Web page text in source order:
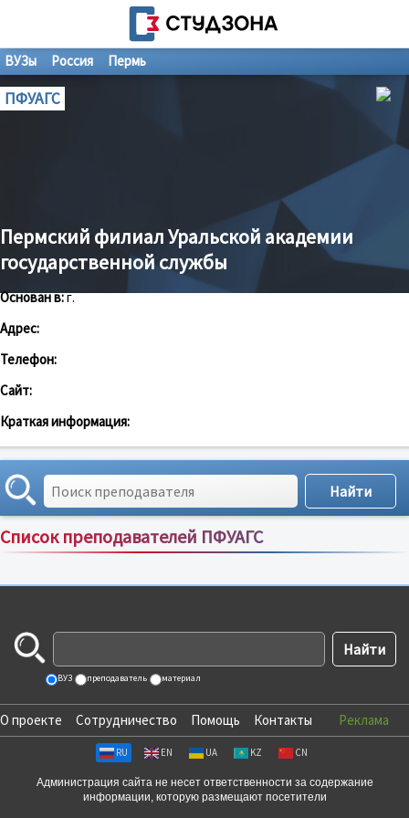
ВУЗы Россия Пермь
ПФУАГС
Пермский филиал Уральской академии
государственной службы
Основан в:г.
Адрес:
Телефон:
Сайт:
Краткая информация:
Список преподавателей ПФУАГС
Сортировка по:имени;рейтингу;отзывам
ВУЗ преподаватель материал
О проекте Сотрудничество Помощь Контакты Реклама
RU EN UA KZ CN
Администрация сайта не несет ответственности за содержание
информации, которую размещают посетители